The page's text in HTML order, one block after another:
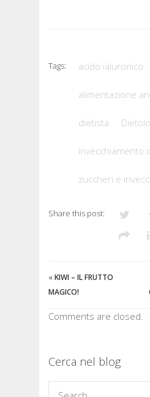
Tags: acido ialuronico
alimentazione
dietista
invecchiamento
zuccheri e
Share this post:
«KIWI – IL FRUTTO
MAGICO!
Comments are closed.
Cerca nel blog